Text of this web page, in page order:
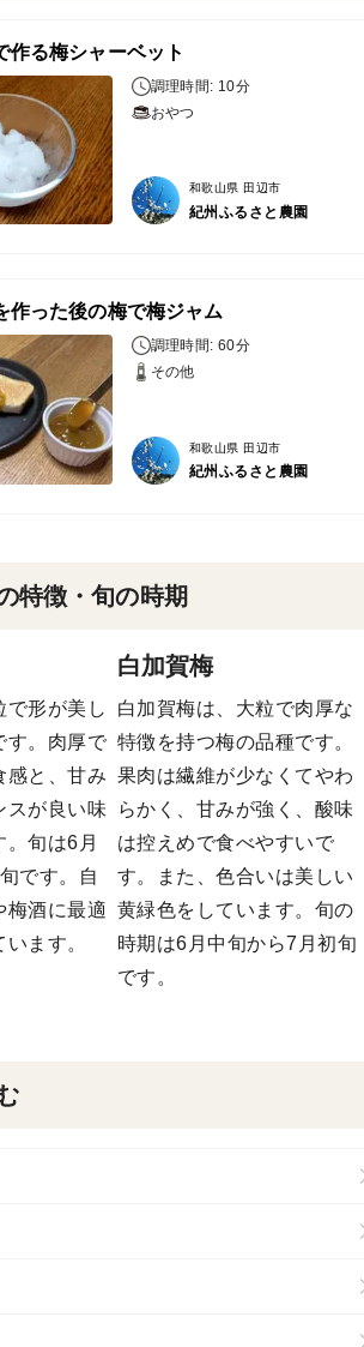
作る梅シャーベット
調理時間: 10分
おやつ
和歌山県 田辺市
紀州ふるさと農園
作った後の梅で梅ジャム
調理時間: 60分
その他
和歌山県 田辺市
紀州ふるさと農園
特徴・旬の時期
で形が美し
す。肉厚で
感と、甘み
スが良い味
。旬は6月
です。自
梅酒に最適
ます。
白加賀梅
白加賀梅は、大粒で肉厚な
特徴を持つ梅の品種です。
果肉は繊維が少なくてやわ
らかく、甘みが強く、酸味
は控えめで食べやすいで
す。また、色合いは美しい
黄緑色をしています。旬の
時期は6月中旬から7月初旬
です。